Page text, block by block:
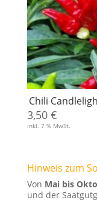
Chili
3,50 €
inkl. 7 % MwSt.
Hinweis zum
Von Mai bis
und der